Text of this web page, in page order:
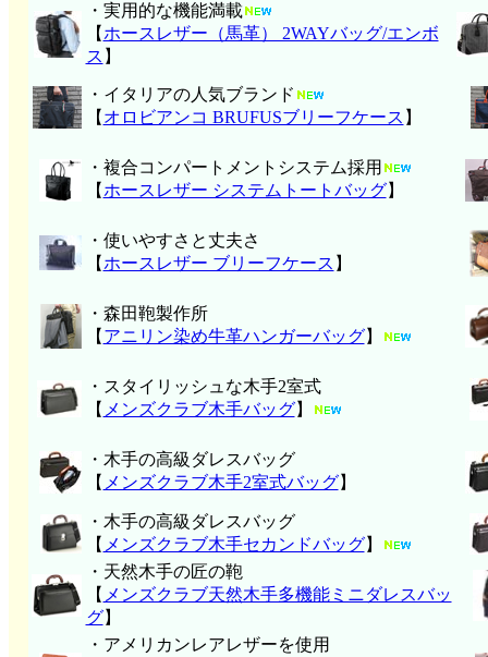
・実用的な機能満載
【 ホースレザー（馬革） 2WAYバッグ/エンボ
ス 】
・イタリアの人気ブランド
【 オロビアンコ BRUFUSブリーフケース 】
・複合コンパートメントシステム採用
【 ホースレザー システムトートバッグ】
・使いやすさと丈夫さ
【 ホースレザー ブリーフケース 】
・森田鞄製作所
【 アニリン染め牛革ハンガーバッグ】
・スタイリッシュな木手2室式
【 メンズクラブ木手バッグ】
・木手の高級ダレスバッグ
【 メンズクラブ木手2室式バッグ】
・木手の高級ダレスバッグ
【 メンズクラブ木手セカンドバッグ】
・天然木手の匠の鞄
【 メンズクラブ天然木手多機能ミニダレスバッ
グ】
・アメリカンレアレザーを使用